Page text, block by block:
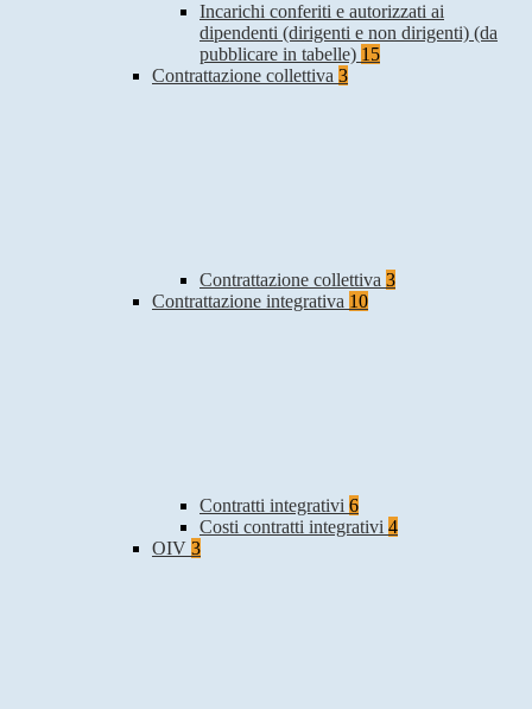
Incarichi conferiti e autorizzati ai
dipendenti (dirigenti e non dirigenti) (da
pubblicare in tabelle) 15
Contrattazione collettiva 3
Contrattazione collettiva 3
Contrattazione integrativa 10
Contratti integrativi 6
Costi contratti integrativi 4
OIV 3